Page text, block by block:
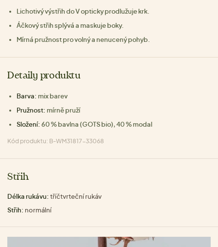
Lichotivý výstřih do V opticky prodlužuje krk.
Áčkový střih splývá a maskuje boky.
Mírná pružnost pro volný a nenucený pohyb.
Detaily produktu
Barva: mix barev
Pružnost: mírně pruží
Složení: 60 % bavlna (GOTS bio), 40 % modal
Kód produktu: B-WM31817-33068
Střih
Délka rukávu: tříčtvrteční rukáv
Střih: normální